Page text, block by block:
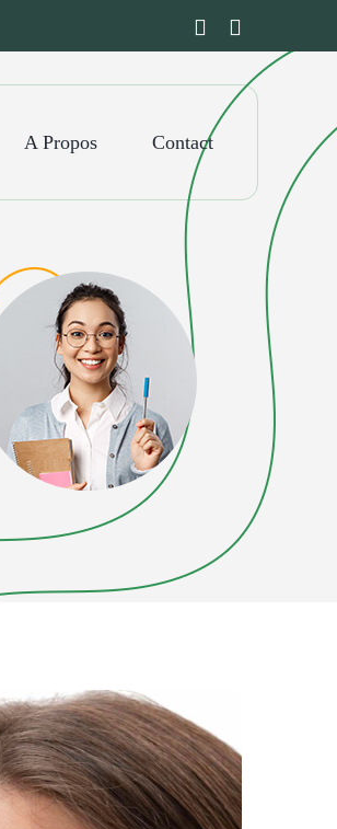
A Propos Contact